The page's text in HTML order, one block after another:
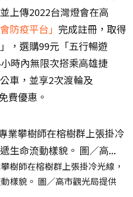
上傳2022台灣燈會在高
防疫平台」 完成註冊，取得
，選購99元「五行暢遊
時內無限次搭乘高雄捷
車，並享2次渡輪及
費優惠。
樹師在榕樹群上張掛冷光線，
樣貌。 圖／高市觀光局提供